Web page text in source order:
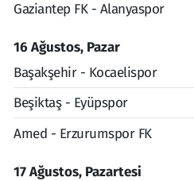
Gaziantep FK - Alanyaspor
16 Ağustos, Pazar
Başakşehir - Kocaelispor
Beşiktaş - Eyüpspor
Amed - Erzurumspor FK
17 Ağustos, Pazartesi